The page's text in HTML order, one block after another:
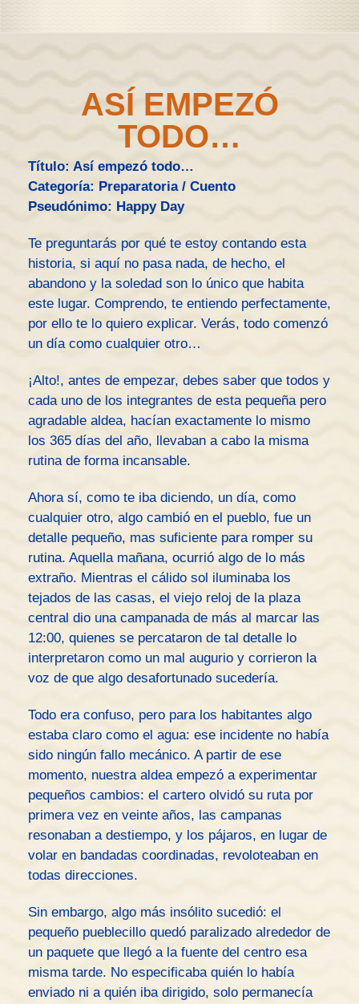
ASÍ EMPEZÓ
TODO…
Título: Así empezó todo…
Categoría: Preparatoria / Cuento
Pseudónimo: Happy Day
Te preguntarás por qué te estoy contando esta
historia, si aquí no pasa nada, de hecho, el
abandono y la soledad son lo único que habita
este lugar. Comprendo, te entiendo perfectamente,
por ello te lo quiero explicar. Verás, todo comenzó
un día como cualquier otro…
¡Alto!, antes de empezar, debes saber que todos y
cada uno de los integrantes de esta pequeña pero
agradable aldea, hacían exactamente lo mismo
los 365 días del año, llevaban a cabo la misma
rutina de forma incansable.
Ahora sí, como te iba diciendo, un día, como
cualquier otro, algo cambió en el pueblo, fue un
detalle pequeño, mas suficiente para romper su
rutina. Aquella mañana, ocurrió algo de lo más
extraño. Mientras el cálido sol iluminaba los
tejados de las casas, el viejo reloj de la plaza
central dio una campanada de más al marcar las
12:00, quienes se percataron de tal detalle lo
interpretaron como un mal augurio y corrieron la
voz de que algo desafortunado sucedería.
Todo era confuso, pero para los habitantes algo
estaba claro como el agua: ese incidente no había
sido ningún fallo mecánico. A partir de ese
momento, nuestra aldea empezó a experimentar
pequeños cambios: el cartero olvidó su ruta por
primera vez en veinte años, las campanas
resonaban a destiempo, y los pájaros, en lugar de
volar en bandadas coordinadas, revoloteaban en
todas direcciones.
Sin embargo, algo más insólito sucedió: el
pequeño pueblecillo quedó paralizado alrededor de
un paquete que llegó a la fuente del centro esa
misma tarde. No especificaba quién lo había
enviado ni a quién iba dirigido, solo permanecía